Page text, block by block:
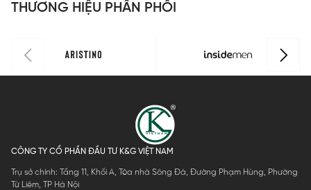
THƯƠNG HIỆU PHÂN PHỐI
CÔNG TY CỔ PHẦN ĐẦU TƯ K&G VIỆT NAM
Trụ sở chính: Tầng 11, Khối A, Tòa nhà Sông Đà, Đường Phạm Hùng, Phường
Từ Liêm, TP Hà Nội